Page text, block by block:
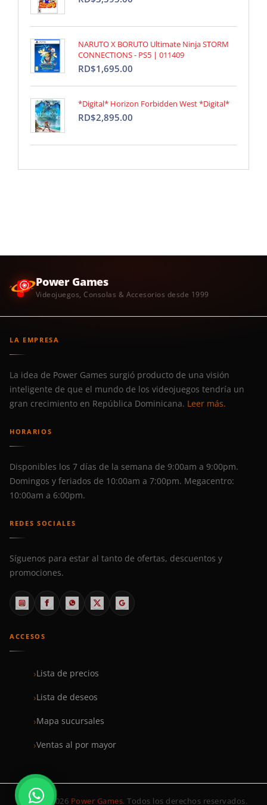
NARUTO X BORUTO Ultimate Ninja STORM
CONNECTIONS - PS5 | 011409
RD$1,695.00
*Digital* Horizon Forbidden West *Digital*
RD$2,895.00
Power Games
Videojuegos, Consolas & Accesorios desde 1999
LA EMPRESA
La idea de Power Games surgió producto de una visión
inteligente de que el mundo de los videojuegos tendría un
gran crecimiento en República Dominicana. Leer más.
HORARIOS
Disponibles los 7 días de la semana de 9:00am a 9:00pm.
Domingos y feriados de 10:00am a 7:00pm. Megacentro:
10:00am a 6:00pm.
REDES SOCIALES
Síguenos para estar al tanto de ofertas, descuentos y
promociones.
ACCESOS
Lista de precios
Lista de deseos
Mapa sucursales
Ventas al por mayor
© 1999–2026 Power Games. Todos los derechos reservados.